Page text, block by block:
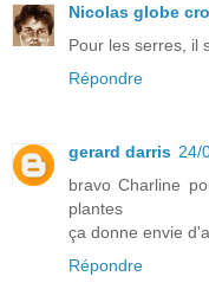
Nicolas globe
Pour les serres, il
Répondre
gerard darris 24/
bravo Charline
plantes
ça donne envie
Répondre